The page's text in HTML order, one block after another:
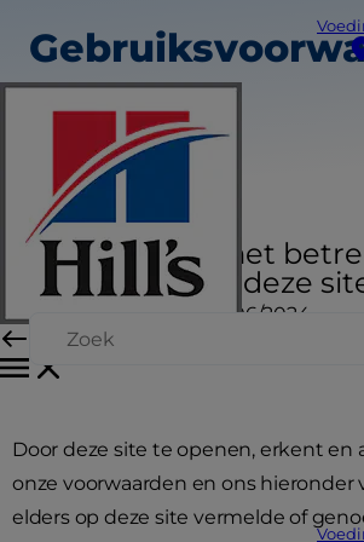
Voorwaarden met
uw gebruik van deze
LAATSTE AANPASSING: 06/2024
Door deze site te openen, erkent en
onze voorwaarden en ons hieronder
elders op deze site vermelde of